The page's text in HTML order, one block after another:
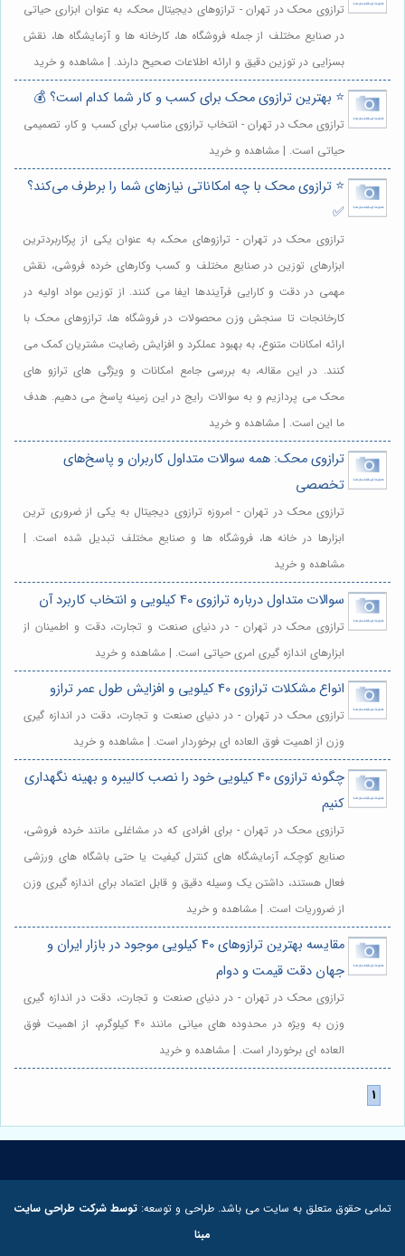
ترازوی محک در تهران - ترازوهای دیجیتال محک، به عنوان ابزاری حیاتی
در صنایع مختلف از جمله فروشگاه ها، کارخانه ها و آزمایشگاه ها، نقش
بسزایی در توزین دقیق و ارائه اطلاعات صحیح دارند. | مشاهده و خرید
⭐️ بهترین ترازوی محک برای کسب و کار شما کدام است؟ 💰
ترازوی محک در تهران - انتخاب ترازوی مناسب برای کسب و کار، تصمیمی
حیاتی است. | مشاهده و خرید
⭐️ ترازوی محک با چه امکاناتی نیازهای شما را برطرف می‌کند؟
✅
ترازوی محک در تهران - ترازوهای محک، به عنوان یکی از پرکاربردترین
ابزارهای توزین در صنایع مختلف و کسب وکارهای خرده فروشی، نقش
مهمی در دقت و کارایی فرآیندها ایفا می کنند. از توزین مواد اولیه در
کارخانجات تا سنجش وزن محصولات در فروشگاه ها، ترازوهای محک با
ارائه امکانات متنوع، به بهبود عملکرد و افزایش رضایت مشتریان کمک می
کنند. در این مقاله، به بررسی جامع امکانات و ویژگی های ترازو های
محک می پردازیم و به سوالات رایج در این زمینه پاسخ می دهیم. هدف
ما این است. | مشاهده و خرید
ترازوی محک: همه سوالات متداول کاربران و پاسخ‌های
تخصصی
ترازوی محک در تهران - امروزه ترازوی دیجیتال به یکی از ضروری ترین
ابزارها در خانه ها، فروشگاه ها و صنایع مختلف تبدیل شده است. |
مشاهده و خرید
سوالات متداول درباره ترازوی 40 کیلویی و انتخاب کاربرد آن
ترازوی محک در تهران - در دنیای صنعت و تجارت، دقت و اطمینان از
ابزارهای اندازه گیری امری حیاتی است. | مشاهده و خرید
انواع مشکلات ترازوی 40 کیلویی و افزایش طول عمر ترازو
ترازوی محک در تهران - در دنیای صنعت و تجارت، دقت در اندازه گیری
وزن از اهمیت فوق العاده ای برخوردار است. | مشاهده و خرید
چگونه ترازوی 40 کیلویی خود را نصب کالیبره و بهینه نگهداری
کنیم
ترازوی محک در تهران - برای افرادی که در مشاغلی مانند خرده فروشی،
صنایع کوچک، آزمایشگاه های کنترل کیفیت یا حتی باشگاه های ورزشی
فعال هستند، داشتن یک وسیله دقیق و قابل اعتماد برای اندازه گیری وزن
از ضروریات است. | مشاهده و خرید
مقایسه بهترین ترازوهای 40 کیلویی موجود در بازار ایران و
جهان دقت قیمت و دوام
ترازوی محک در تهران - در دنیای صنعت و تجارت، دقت در اندازه گیری
وزن به ویژه در محدوده های میانی مانند ۴۰ کیلوگرم، از اهمیت فوق
العاده ای برخوردار است. | مشاهده و خرید
تمامی حقوق متعلق به سایت می باشد. طراحی و توسعه: توسط شرکت طراحی سایت
مبنا